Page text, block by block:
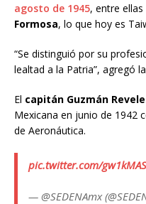
agosto de 1945, entre ellas
Formosa, lo que hoy es
“Se distinguió por su
lealtad a la Patria”, agregó
El capitán Guzmán
Mexicana en junio de 1942
de Aeronáutica.
pic.twitter.com/
— @SEDENAmx